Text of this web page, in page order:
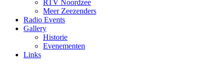
RTV Noordzee
Meer Zeezenders
Radio Events
Gallery
Historie
Evenementen
Links